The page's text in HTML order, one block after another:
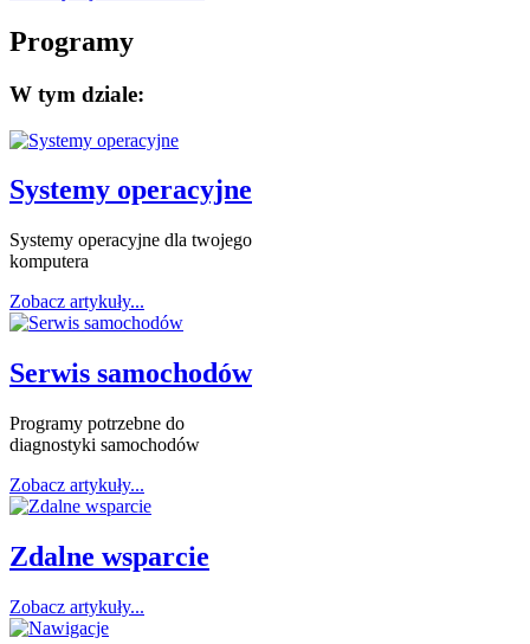
Programy
W tym dziale:
Systemy operacyjne
Systemy operacyjne dla twojego
komputera
Zobacz artykuły...
Serwis samochodów
Programy potrzebne do
diagnostyki samochodów
Zobacz artykuły...
Zdalne wsparcie
Zobacz artykuły...